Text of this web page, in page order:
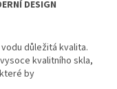
DESIGN
důležitá kvalita.
kvalitního skla,
by